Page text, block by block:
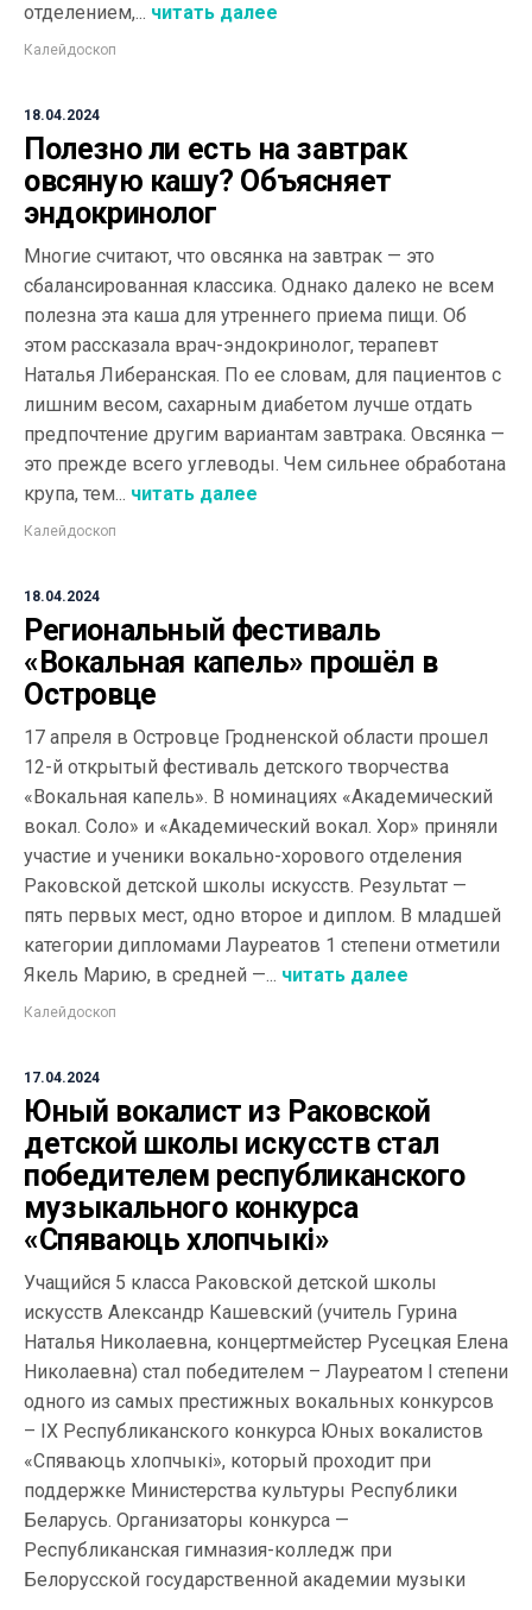
отделением,... читать далее
Калейдоскоп
18.04.2024
Полезно ли есть на завтрак
овсяную кашу? Объясняет
эндокринолог
Многие считают, что овсянка на завтрак — это
сбалансированная классика. Однако далеко не всем
полезна эта каша для утреннего приема пищи. Об
этом рассказала врач-эндокринолог, терапевт
Наталья Либеранская. По ее словам, для пациентов с
лишним весом, сахарным диабетом лучше отдать
предпочтение другим вариантам завтрака. Овсянка —
это прежде всего углеводы. Чем сильнее обработана
крупа, тем... читать далее
Калейдоскоп
18.04.2024
Региональный фестиваль
«Вокальная капель» прошёл в
Островце
17 апреля в Островце Гродненской области прошел
12-й открытый фестиваль детского творчества
«Вокальная капель». В номинациях «Академический
вокал. Соло» и «Академический вокал. Хор» приняли
участие и ученики вокально-хорового отделения
Раковской детской школы искусств. Результат —
пять первых мест, одно второе и диплом. В младшей
категории дипломами Лауреатов 1 степени отметили
Якель Марию, в средней —... читать далее
Калейдоскоп
17.04.2024
Юный вокалист из Раковской
детской школы искусств стал
победителем республиканского
музыкального конкурса
«Спяваюць хлопчыкі»
Учащийся 5 класса Раковской детской школы
искусств Александр Кашевский (учитель Гурина
Наталья Николаевна, концертмейстер Русецкая Елена
Николаевна) стал победителем – Лауреатом I степени
одного из самых престижных вокальных конкурсов
– IX Республиканского конкурса Юных вокалистов
«Спяваюць хлопчыкi», который проходит при
поддержке Министерства культуры Республики
Беларусь. Организаторы конкурса —
Республиканская гимназия-колледж при
Белорусской государственной академии музыки